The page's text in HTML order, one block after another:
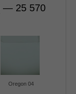
— 25 570
Oregon 04